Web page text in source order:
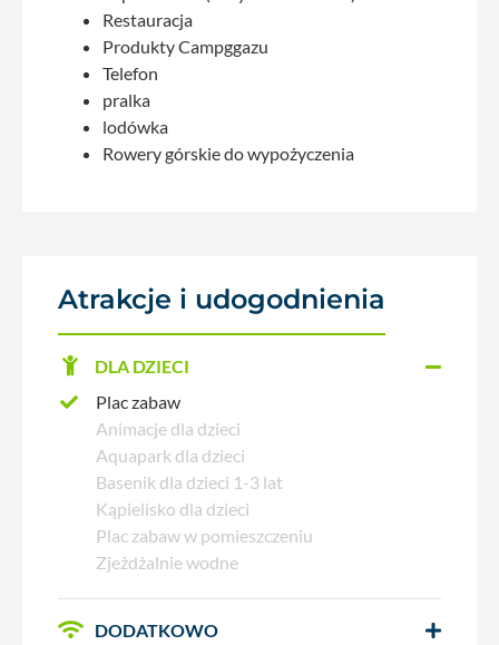
Restauracja
Produkty Campggazu
Telefon
pralka
lodówka
Rowery górskie do wypożyczenia
Atrakcje i udogodnienia
DLA DZIECI
Plac zabaw
Animacje dla dzieci
Aquapark dla dzieci
Basenik dla dzieci 1-3 lat
Kąpielisko dla dzieci
Plac zabaw w pomieszczeniu
Zjeżdżalnie wodne
DODATKOWO